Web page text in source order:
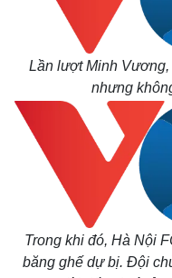
Lần lượt Minh
nhưng
Trong khi đó, Hà Nội
băng ghế dự bị. Đội